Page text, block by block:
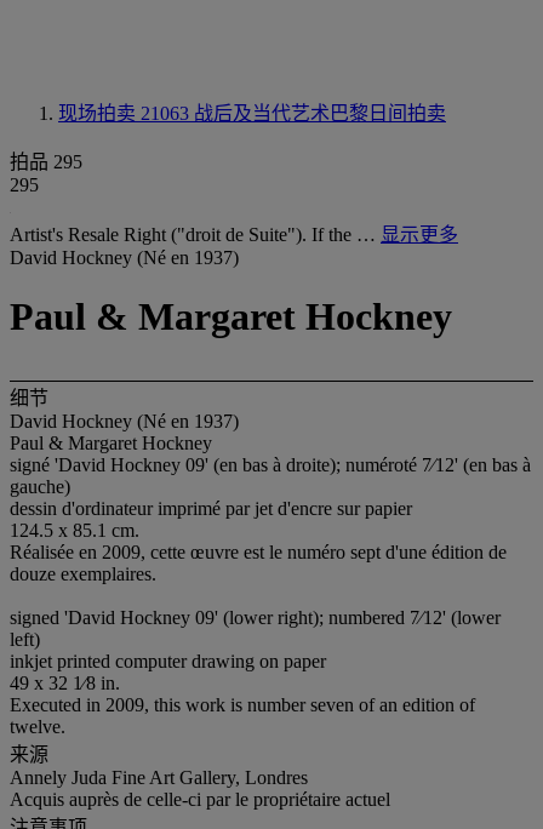
现场拍卖 21063 战后及当代艺术巴黎日间拍卖
拍品 295
295
Artist's Resale Right ("droit de Suite"). If the … 显示更多
David Hockney (Né en 1937)
Paul & Margaret Hockney
细节
David Hockney (Né en 1937)
Paul & Margaret Hockney
signé 'David Hockney 09' (en bas à droite); numéroté 7⁄12' (en bas à
gauche)
dessin d'ordinateur imprimé par jet d'encre sur papier
124.5 x 85.1 cm.
Réalisée en 2009, cette œuvre est le numéro sept d'une édition de
douze exemplaires.
signed 'David Hockney 09' (lower right); numbered 7⁄12' (lower
left)
inkjet printed computer drawing on paper
49 x 32 1⁄8 in.
Executed in 2009, this work is number seven of an edition of
twelve.
来源
Annely Juda Fine Art Gallery, Londres
Acquis auprès de celle-ci par le propriétaire actuel